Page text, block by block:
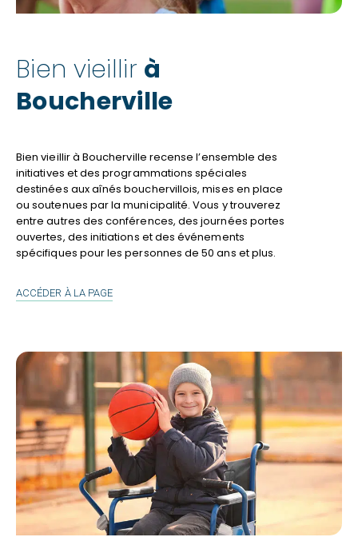
Bien vieillir à
Boucherville
Bien vieillir à Boucherville recense l’ensemble des
initiatives et des programmations spéciales
destinées aux aînés bouchervillois, mises en place
ou soutenues par la municipalité. Vous y trouverez
entre autres des conférences, des journées portes
ouvertes, des initiations et des événements
spécifiques pour les personnes de 50 ans et plus.
ACCÉDER À LA PAGEBIEN